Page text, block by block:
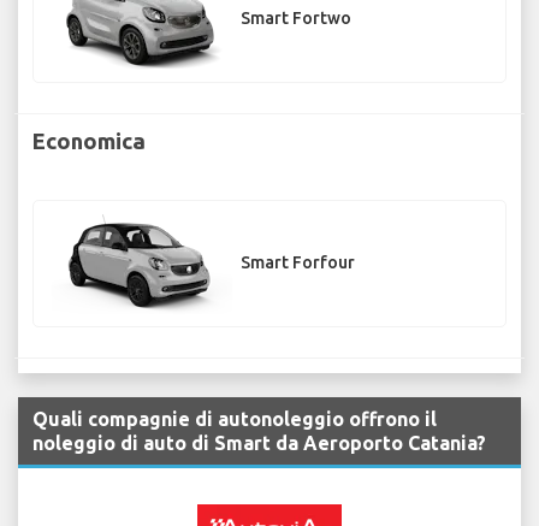
Smart Fortwo
Economica
Smart Forfour
Quali compagnie di autonoleggio offrono il
noleggio di auto di Smart da Aeroporto Catania?